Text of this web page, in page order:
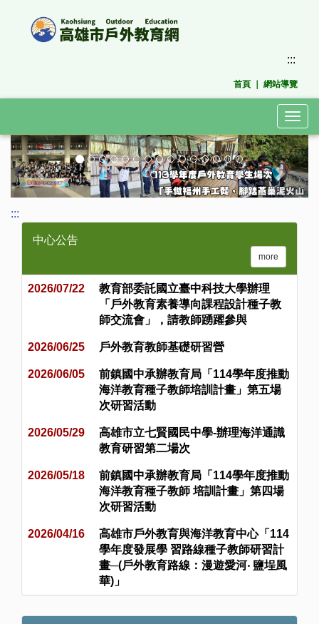
區
:::
首頁 ｜ 網站導覽
上
一
張
下
一
張
:::
中心公告
more
2026/07/22
教育部委託國立臺中科技大學辦理
「戶外教育素養導向課程設計種子教
師交流會」，請教師踴躍參與
2026/06/25 戶外教育教師基礎研習營
2026/06/05
前鎮國中承辦教育局「114學年度推動
海洋教育種子教師培訓計畫」第五場
次研習活動
2026/05/29
高雄市立七賢國民中學-辦理海洋通識
教育研習第二場次
2026/05/18
前鎮國中承辦教育局「114學年度推動
海洋教育種子教師 培訓計畫」第四場
次研習活動
2026/04/16
高雄市戶外教育與海洋教育中心「114
學年度發展學 習路線種子教師研習計
畫─(戶外教育路線：漫遊愛河‧ 鹽埕風
華)」